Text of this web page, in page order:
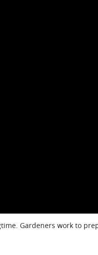
Gardeners work to